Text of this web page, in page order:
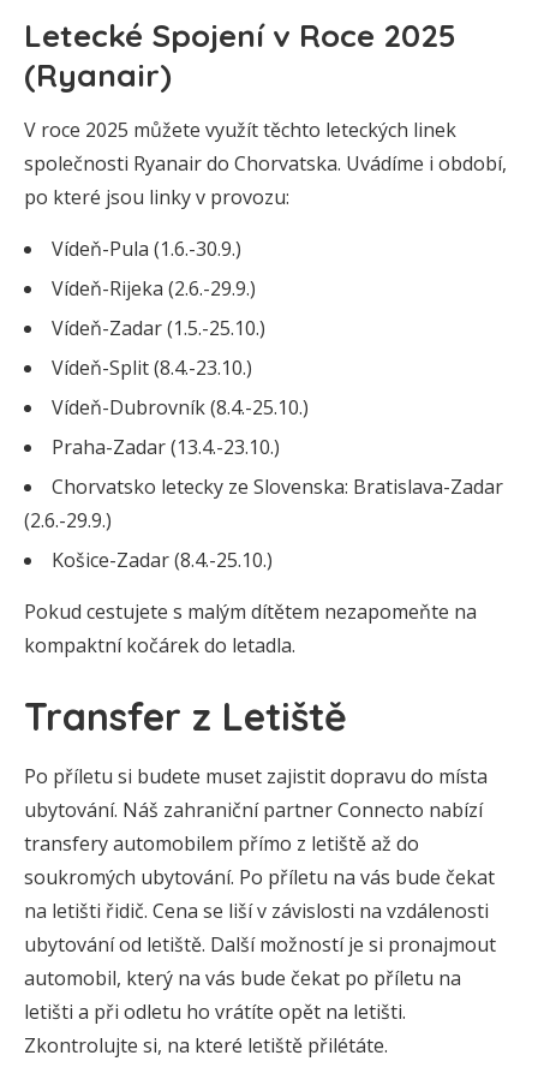
Letecké Spojení v Roce 2025
(Ryanair)
V roce 2025 můžete využít těchto leteckých linek
společnosti Ryanair do Chorvatska. Uvádíme i období,
po které jsou linky v provozu:
Vídeň-Pula (1.6.-30.9.)
Vídeň-Rijeka (2.6.-29.9.)
Vídeň-Zadar (1.5.-25.10.)
Vídeň-Split (8.4.-23.10.)
Vídeň-Dubrovník (8.4.-25.10.)
Praha-Zadar (13.4.-23.10.)
Chorvatsko letecky ze Slovenska: Bratislava-Zadar
(2.6.-29.9.)
Košice-Zadar (8.4.-25.10.)
Pokud cestujete s malým dítětem nezapomeňte na
kompaktní kočárek do letadla.
Transfer z Letiště
Po příletu si budete muset zajistit dopravu do místa
ubytování. Náš zahraniční partner Connecto nabízí
transfery automobilem přímo z letiště až do
soukromých ubytování. Po příletu na vás bude čekat
na letišti řidič. Cena se liší v závislosti na vzdálenosti
ubytování od letiště. Další možností je si pronajmout
automobil, který na vás bude čekat po příletu na
letišti a při odletu ho vrátíte opět na letišti.
Zkontrolujte si, na které letiště přilétáte.